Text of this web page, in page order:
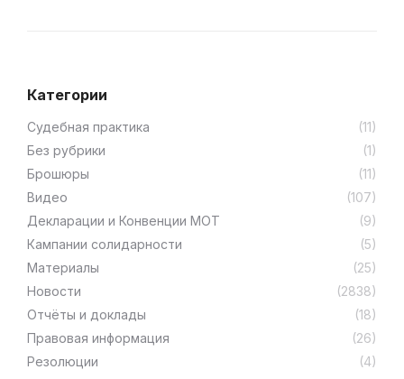
Категории
Cудебная практика
(11)
Без рубрики
(1)
Брошюры
(11)
Видео
(107)
Декларации и Конвенции МОТ
(9)
Кампании солидарности
(5)
Материалы
(25)
Новости
(2838)
Отчёты и доклады
(18)
Правовая информация
(26)
Резолюции
(4)